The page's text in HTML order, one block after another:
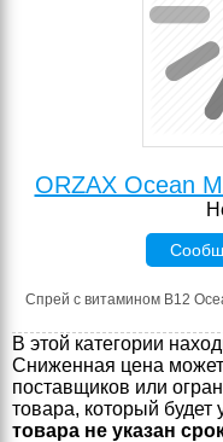
ORZAX Ocean
Спрей с витамином В12
В этой категории
Сниженная цена
поставщиков или
товара, который будет
товара не указан